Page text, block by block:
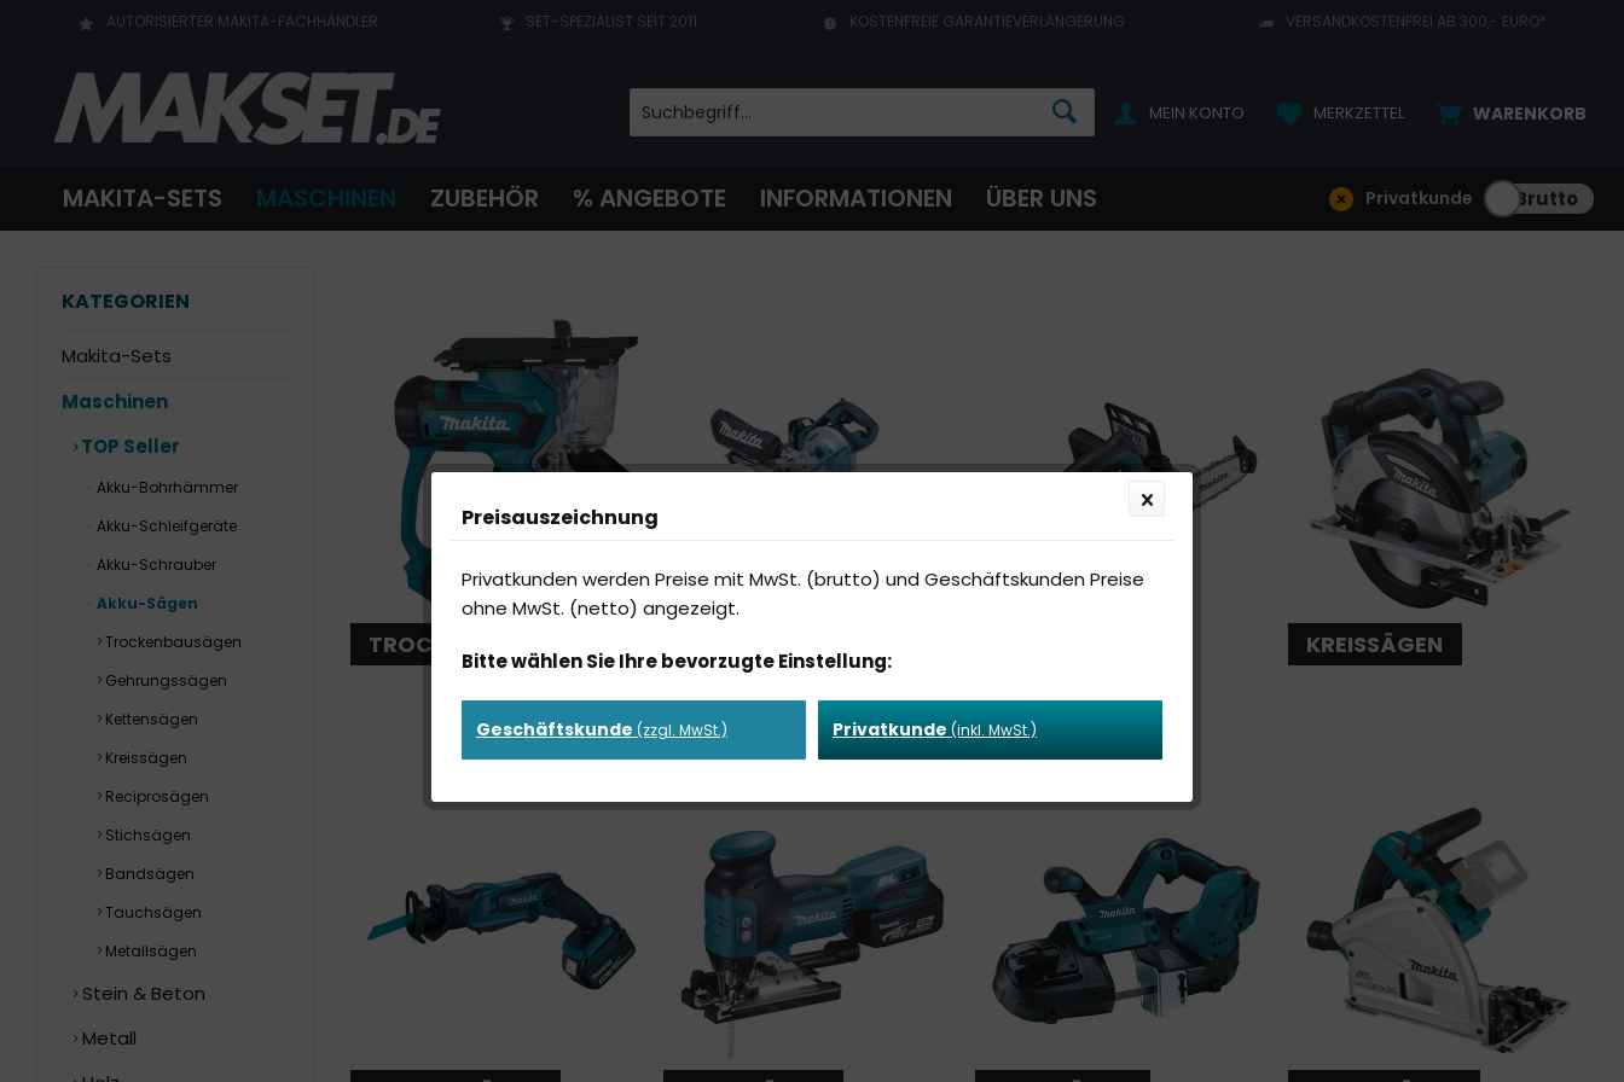
AUTORISIERTER MAKITA-FACHHÄNDLER SET-SPEZIALIST SEIT 2011 KOSTENFREIE GARANTIEVERLÄNGERUNG VERSANDKOSTENFREI AB 300,- EURO*
WARENKORB
MERKZETTEL
MEIN KONTO
MAKITA-SETS MASCHINEN ZUBEHÖR % ANGEBOTE INFORMATIONEN ÜBER UNS Privatkunde
KATEGORIEN
Makita-Sets
Maschinen
TOP Seller
Akku-Bohrhämmer
Akku-Schleifgeräte
Akku-Schrauber
Akku-Sägen
Trockenbausägen
Gehrungssägen
Kettensägen
Kreissägen
Reciprosägen
Stichsägen
Bandsägen
Tauchsägen
Metallsägen
Stein & Beton
Metall
TROCKENBAUSÄGEN GEHRUNGSSÄGEN KREISSÄGEN
Preisauszeichnung
Privatkunden werden Preise mit MwSt. (brutto) und Geschäftskunden Preise
ohne MwSt. (netto) angezeigt.
Bitte wählen Sie Ihre bevorzugte Einstellung:
Geschäftskunde (zzgl. MwSt.) Privatkunde (inkl. MwSt.)